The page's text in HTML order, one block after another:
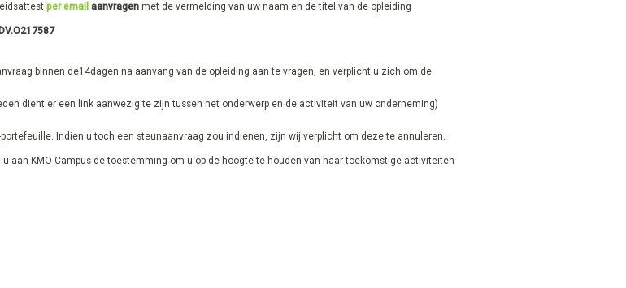
per email aanvragen met de vermelding van uw naam en de titel van de opleiding
DV.O217587
binnen de14dagen na aanvang van de opleiding aan te vragen, en verplicht u zich om de
dient er een link aanwezig te zijn tussen het onderwerp en de activiteit van uw onderneming)
Indien u toch een steunaanvraag zou indienen, zijn wij verplicht om deze te annuleren.
u aan KMO Campus de toestemming om u op de hoogte te houden van haar toekomstige activiteiten